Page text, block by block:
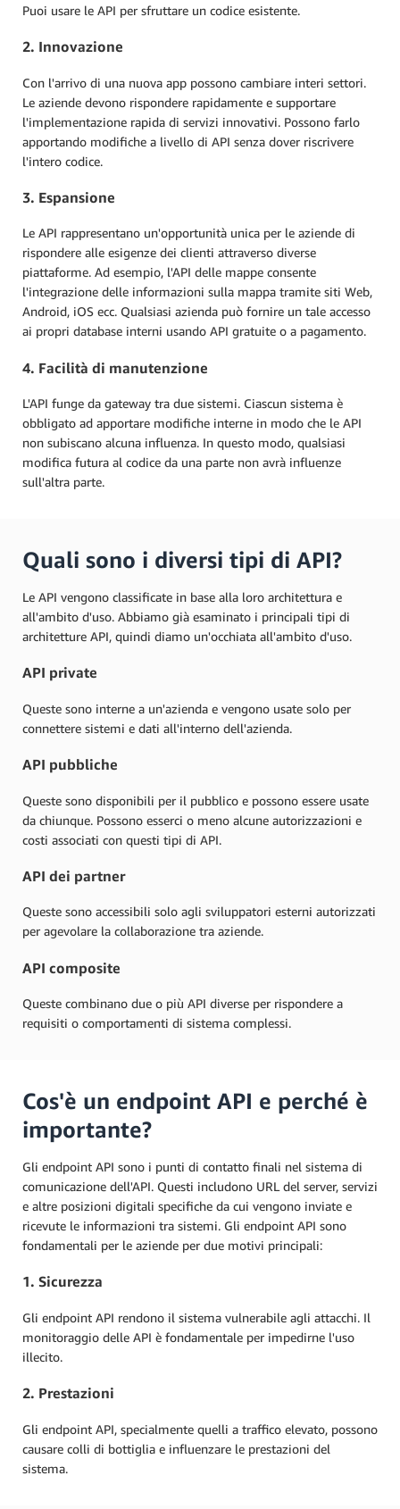
Puoi usare le API per sfruttare un codice esistente.
2. Innovazione
Con l'arrivo di una nuova app possono cambiare interi settori.
Le aziende devono rispondere rapidamente e supportare
l'implementazione rapida di servizi innovativi. Possono farlo
apportando modifiche a livello di API senza dover riscrivere
l'intero codice.
3. Espansione
Le API rappresentano un'opportunità unica per le aziende di
rispondere alle esigenze dei clienti attraverso diverse
piattaforme. Ad esempio, l'API delle mappe consente
l'integrazione delle informazioni sulla mappa tramite siti Web,
Android, iOS ecc. Qualsiasi azienda può fornire un tale accesso
ai propri database interni usando API gratuite o a pagamento.
4. Facilità di manutenzione
L'API funge da gateway tra due sistemi. Ciascun sistema è
obbligato ad apportare modifiche interne in modo che le API
non subiscano alcuna influenza. In questo modo, qualsiasi
modifica futura al codice da una parte non avrà influenze
sull'altra parte.
Quali sono i diversi tipi di API?
Le API vengono classificate in base alla loro architettura e
all'ambito d'uso. Abbiamo già esaminato i principali tipi di
architetture API, quindi diamo un'occhiata all'ambito d'uso.
API private
Queste sono interne a un'azienda e vengono usate solo per
connettere sistemi e dati all'interno dell'azienda.
API pubbliche
Queste sono disponibili per il pubblico e possono essere usate
da chiunque. Possono esserci o meno alcune autorizzazioni e
costi associati con questi tipi di API.
API dei partner
Queste sono accessibili solo agli sviluppatori esterni autorizzati
per agevolare la collaborazione tra aziende.
API composite
Queste combinano due o più API diverse per rispondere a
requisiti o comportamenti di sistema complessi.
Cos'è un endpoint API e perché è
importante?
Gli endpoint API sono i punti di contatto finali nel sistema di
comunicazione dell'API. Questi includono URL del server, servizi
e altre posizioni digitali specifiche da cui vengono inviate e
ricevute le informazioni tra sistemi. Gli endpoint API sono
fondamentali per le aziende per due motivi principali:
1. Sicurezza
Gli endpoint API rendono il sistema vulnerabile agli attacchi. Il
monitoraggio delle API è fondamentale per impedirne l'uso
illecito.
2. Prestazioni
Gli endpoint API, specialmente quelli a traffico elevato, possono
causare colli di bottiglia e influenzare le prestazioni del
sistema.